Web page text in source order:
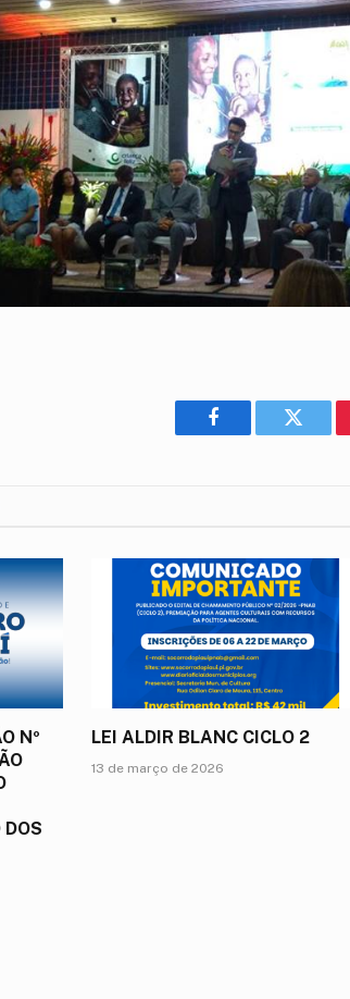
Facebook Twitter
Nº
LEI ALDIR BLANC CICLO 2
13 de março de 2026